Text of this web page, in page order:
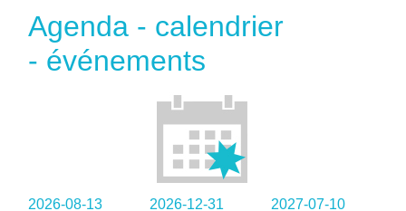
Agenda - calendrier
- événements
2026-08-13
2026-12-31
2027-07-10